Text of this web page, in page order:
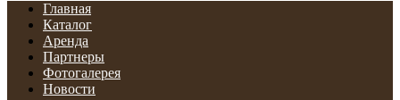
Главная
Каталог
Аренда
Партнеры
Фотогалерея
Новости